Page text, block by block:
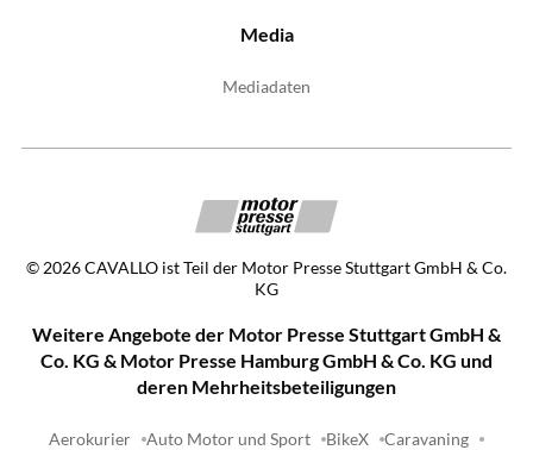
Media
Mediadaten
© 2026CAVALLO ist Teil der Motor Presse Stuttgart GmbH & Co.
KG
Weitere Angebote der Motor Presse Stuttgart GmbH &
Co. KG & Motor Presse Hamburg GmbH & Co. KG und
deren Mehrheitsbeteiligungen
Aerokurier Auto Motor und Sport BikeX Caravaning